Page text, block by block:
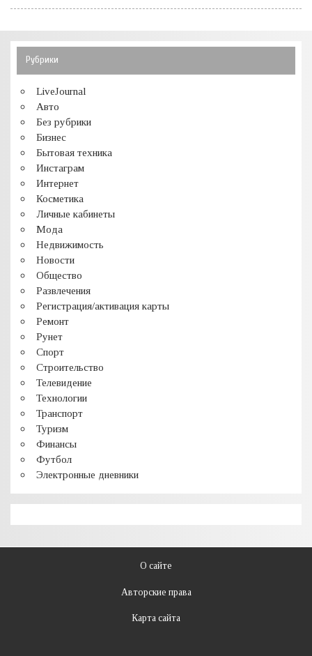
Рубрики
LiveJournal
Авто
Без рубрики
Бизнес
Бытовая техника
Инстаграм
Интернет
Косметика
Личные кабинеты
Мода
Недвижимость
Новости
Общество
Развлечения
Регистрация/активация карты
Ремонт
Рунет
Спорт
Строительство
Телевидение
Технологии
Транспорт
Туризм
Финансы
Футбол
Электронные дневники
О сайте
Авторские права
Карта сайта